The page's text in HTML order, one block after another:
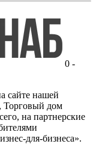
0 -
сайте нашей
Торговый дом
на партнерские
для-бизнеса».